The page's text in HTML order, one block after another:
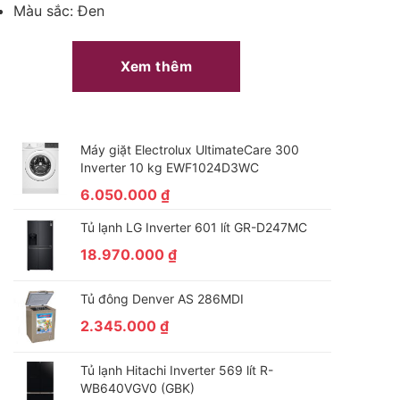
Màu sắc: Đen
Xem thêm
Máy giặt Electrolux UltimateCare 300
Inverter 10 kg EWF1024D3WC
6.050.000₫
Tủ lạnh LG Inverter 601 lít GR-D247MC
18.970.000₫
Tủ đông Denver AS 286MDI
2.345.000₫
Tủ lạnh Hitachi Inverter 569 lít R-
WB640VGV0 (GBK)